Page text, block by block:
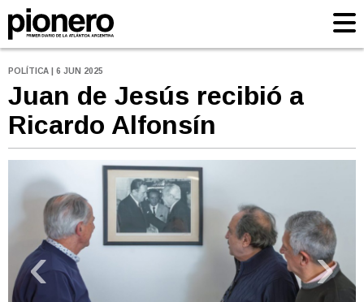
POLÍTICA | 6 JUN 2025
Juan de Jesús recibió a
Ricardo Alfonsín
‹ ›